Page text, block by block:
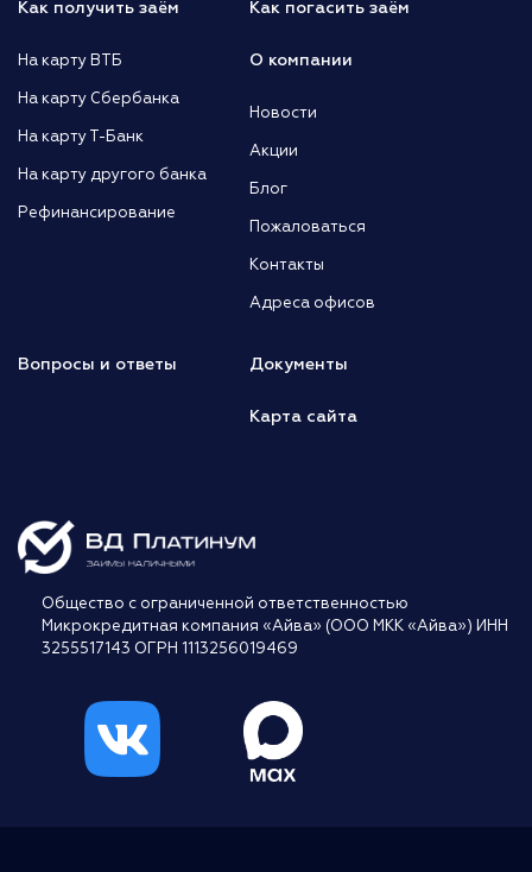
Как получить заём
На карту ВТБ
На карту Сбербанка
На карту Т-Банк
На карту другого банка
Рефинансирование
Как погасить заём
О компании
Новости
Акции
Блог
Пожаловаться
Контакты
Адреса офисов
Вопросы и ответы Документы
Карта сайта
Общество с ограниченной ответственностью
Микрокредитная компания «Айва» (ООО МКК «Айва») ИНН
3255517143 ОГРН 1113256019469